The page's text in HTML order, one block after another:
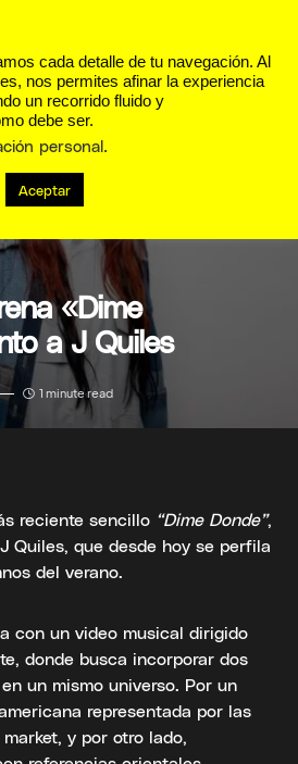
«Dime
a J Quiles
1 minute read
reciente sencillo “Dime Donde”,
Quiles, que desde hoy se perfila
del verano.
con un video musical dirigido
donde busca incorporar dos
un mismo universo. Por un
representada por las
y por otro lado,
cada detalle de tu navegación. Al
nos permites afinar la experiencia
un recorrido fluido y
debe ser.
personal.
Aceptar